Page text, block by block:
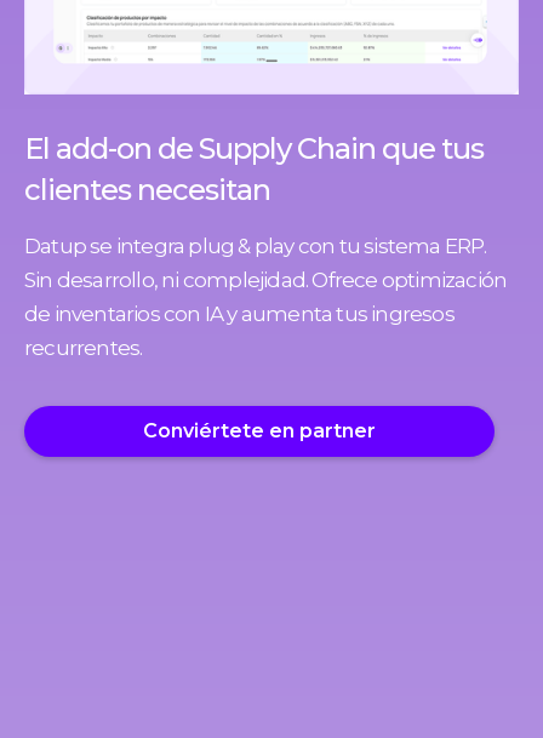
El add-on de Supply Chain que tus
clientes necesitan
Datup se integra plug & play con tu sistema ERP.
Sin desarrollo, ni complejidad. Ofrece optimización
de inventarios con IA y aumenta tus ingresos
recurrentes.
Conviértete en partner